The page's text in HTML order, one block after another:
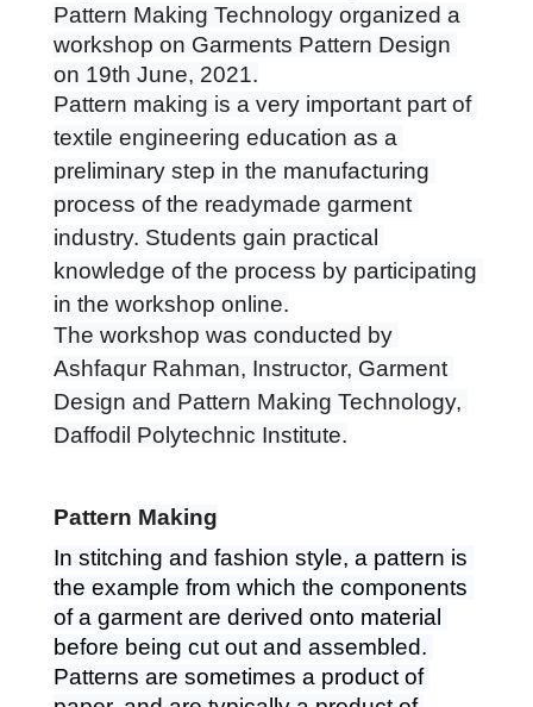
Pattern Making Technology organized a
workshop on Garments Pattern Design
on 19th June, 2021.
Pattern making is a very important part of
textile engineering education as a
preliminary step in the manufacturing
process of the readymade garment
industry. Students gain practical
knowledge of the process by participating
in the workshop online.
The workshop was conducted by
Ashfaqur Rahman, Instructor, Garment
Design and Pattern Making Technology,
Daffodil Polytechnic Institute.
Pattern Making
In stitching and fashion style, a pattern is
the example from which the components
of a garment are derived onto material
before being cut out and assembled.
Patterns are sometimes a product of